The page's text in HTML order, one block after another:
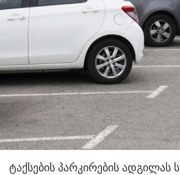
ტაქსების პარკირების ადგილას